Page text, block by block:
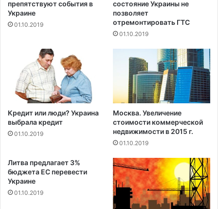
а
е
л
я
е
н
н
о
г
о
р
препятствуют события в
Украине
01.10.2019
состояние Украины не
позволяет
отремонтировать ГТС
01.10.2019
Кредит или люди? Украина
выбрала кредит
01.10.2019
Москва. Увеличение
стоимости коммерческой
недвижимости в 2015 г.
01.10.2019
Литва предлагает 3%
бюджета ЕС перевести
Украине
01.10.2019